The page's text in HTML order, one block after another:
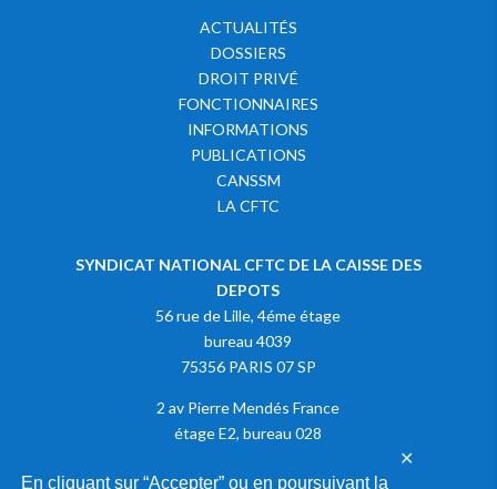
En cliquant sur “Accepter” ou en poursuivant la
✕
ACTUALITÉS
DOSSIERS
DROIT PRIVÉ
FONCTIONNAIRES
INFORMATIONS
PUBLICATIONS
CANSSM
LA CFTC
SYNDICAT NATIONAL CFTC DE LA CAISSE DES
DEPOTS
56 rue de Lille, 4éme étage
bureau 4039
75356 PARIS 07 SP
2 av Pierre Mendés France
étage E2, bureau 028